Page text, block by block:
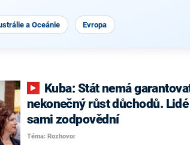
a Oceánie Evropa
nekonečný růst důchodů.
sami zodpovědní
Téma: Rozhovor